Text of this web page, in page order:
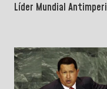
Líder Mundial